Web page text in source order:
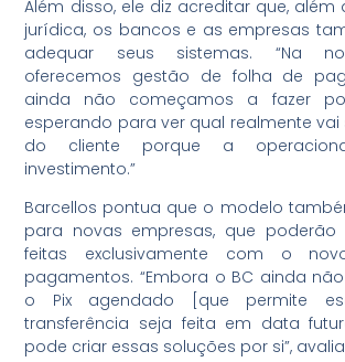
Além disso, ele diz acreditar que,
jurídica, os bancos e as empresas
adequar seus sistemas. “Na
oferecemos gestão de folha de
ainda não começamos a fazer
esperando para ver qual realmente
do cliente porque a
investimento.”
Barcellos pontua que o modelo
para novas empresas, que poderão
feitas exclusivamente com o
pagamentos. “Embora o BC ainda
o Pix agendado [que permite
transferência seja feita em data
pode criar essas soluções por si”,